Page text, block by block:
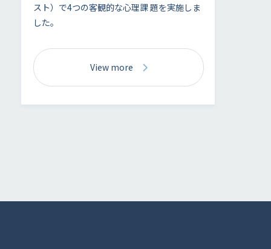
スト）で4つの客観的な心理課 題を実施しま
した。
View more